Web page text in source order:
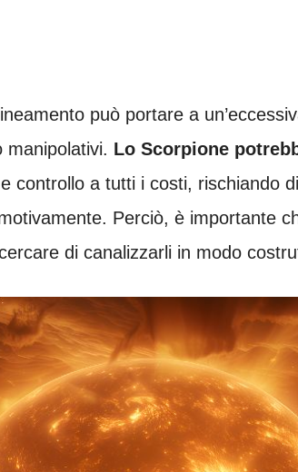
può portare a
manipolativi. Lo Scorpione
controllo a tutti i costi, rischiando
Perciò, è importante
di canalizzarli in modo